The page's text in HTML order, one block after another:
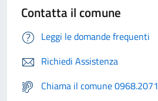
Contatta il comune
Leggi le domande frequenti
Richiedi Assistenza
Chiama il comune 0968.2071